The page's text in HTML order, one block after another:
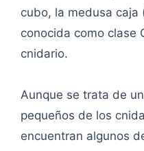
cubo, la medusa caja
conocida como clase
cnidario.
Aunque se trata de
pequeños de los
encuentran algunos